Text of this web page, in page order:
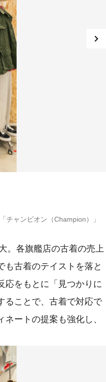
チャンピオン（Champion）」
。各旗艦店の古着の売上
も古着のテイストを落と
応をもとに「見つかりに
ることで、古着で対応で
ートの提案も強化し、